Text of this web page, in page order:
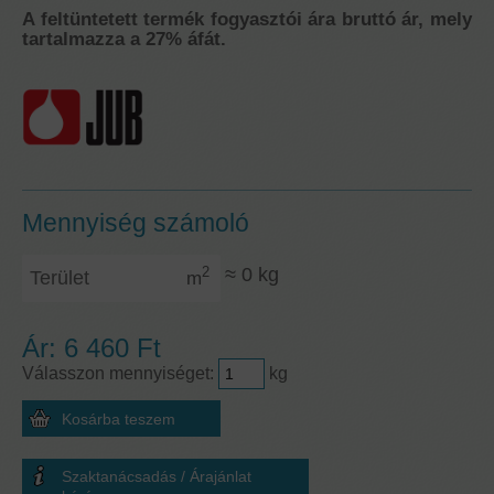
A feltüntetett termék fogyasztói ára bruttó ár, mely
tartalmazza a 27% áfát.
Mennyiség számoló
m2 ≈ 0 kg
Ár: 6 460 Ft
Válasszon mennyiséget: kg
Szaktanácsadás / Árajánlat